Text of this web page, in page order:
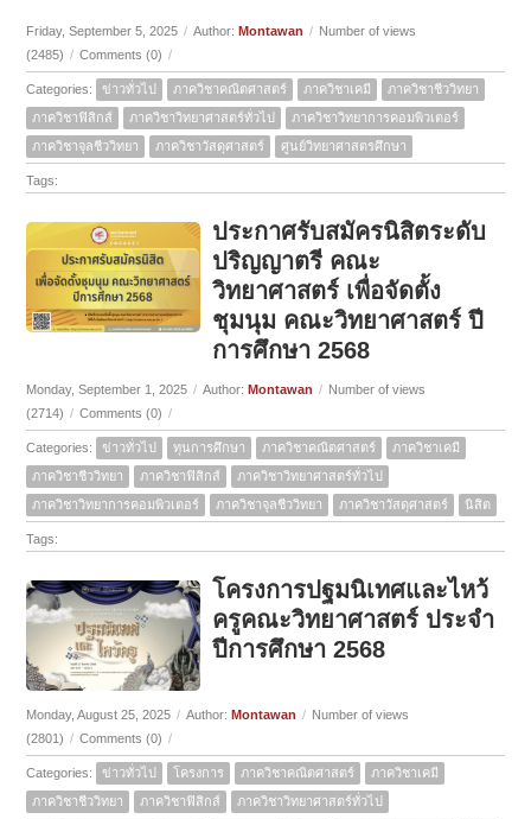
Friday, September 5, 2025 / Author:Montawan / Number of views
(2485) / Comments (0) /
Categories: ข่าวทั่วไป ภาควิชาคณิตศาสตร์ ภาควิชาเคมี
ภาควิชาชีววิทยา
ภาควิชาฟิสิกส์
ภาควิชาวิทยาศาสตร์ทั่วไป
ภาควิชาวิทยาการคอมพิวเตอร์
ภาควิชาจุลชีววิทยา
ภาควิชาวัสดุศาสตร์ ศูนย์วิทยาศาสตรศึกษา
Tags:
ประกาศรับสมัครนิสิตระดับ
ปริญญาตรี คณะ
วิทยาศาสตร์ เพื่อจัดตั้ง
ชุมนุม คณะวิทยาศาสตร์ ปี
การศึกษา 2568
Monday, September 1, 2025 / Author:Montawan / Number of views
(2714) / Comments (0) /
Categories: ข่าวทั่วไป ทุนการศึกษา ภาควิชาคณิตศาสตร์
ภาควิชาเคมี
ภาควิชาชีววิทยา
ภาควิชาฟิสิกส์
ภาควิชาวิทยาศาสตร์ทั่วไป
ภาควิชาวิทยาการคอมพิวเตอร์
ภาควิชาจุลชีววิทยา ภาควิชาวัสดุศาสตร์ นิสิต
Tags:
โครงการปฐมนิเทศและไหว้
ครูคณะวิทยาศาสตร์ ประจำ
ปีการศึกษา 2568
Monday, August 25, 2025 / Author:Montawan / Number of views
(2801) / Comments (0) /
Categories: ข่าวทั่วไป โครงการ ภาควิชาคณิตศาสตร์
ภาควิชาเคมี
ภาควิชาชีววิทยา
ภาควิชาฟิสิกส์
ภาควิชาวิทยาศาสตร์ทั่วไป